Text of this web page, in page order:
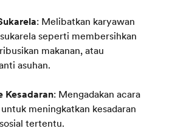
: Melibatkan karyawan
seperti membersihkan
makanan, atau
asuhan.
Kesadaran: Mengadakan acara
meningkatkan kesadaran
tertentu.